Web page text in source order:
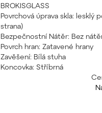
BROKISGLASS
Povrchová úprava skla: lesklý
strana)
Bezpečnostní Nátěr: Bez
Povrch hran: Zatavené hrany
Zavěšení: Bílá stuha
Koncovka: Stříbrná